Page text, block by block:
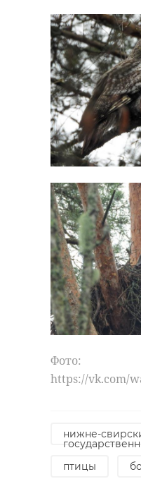
Фото:
https://vk.com/
нижне-
птицы